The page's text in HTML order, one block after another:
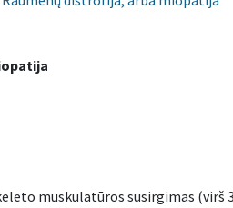
muskulatūros susirgimas (virš